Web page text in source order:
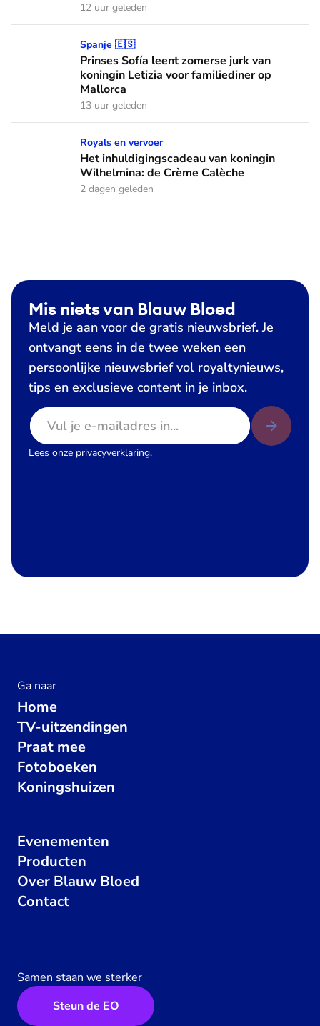
12 uur geleden
Prinses Sofía leent zomerse jurk van koningin Letizia voor
Spanje 🇪🇸
Prinses Sofía leent zomerse jurk van
koningin Letizia voor familiediner op
Mallorca
13 uur geleden
Het inhuldigingscadeau van koningin Wilhelmina: de
Royals en vervoer
Het inhuldigingscadeau van koningin
Wilhelmina: de Crème Calèche
2 dagen geleden
Mis niets van Blauw Bloed
Meld je aan voor de gratis nieuwsbrief. Je
ontvangt eens in de twee weken een
persoonlijke nieuwsbrief vol royaltynieuws,
tips en exclusieve content in je inbox.
E-mailadres
Lees onze privacyverklaring.
Ga naar
Home
TV-uitzendingen
Praat mee
Fotoboeken
Koningshuizen
Evenementen
Producten
Over Blauw Bloed
Contact
Samen staan we sterker
Steun de EO